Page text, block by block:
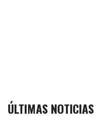
ÚLTIMAS NOTICIAS